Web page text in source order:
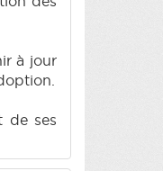
à jour
de ses